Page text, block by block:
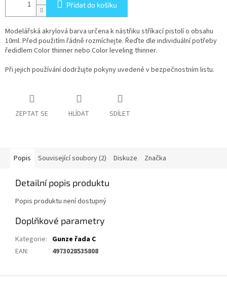
Přidat do košíku
Modelářská akrylová barva určena k nástřiku stříkací pistolí o obsahu
10ml. Před použitím řádně rozmíchejte. Řeďte dle individuální potřeby
ředidlem Color thinner nebo Color leveling thinner.
Při jejich používání dodržujte pokyny uvedené v bezpečnostním listu.
ZEPTAT SE HLÍDAT SDÍLET
Popis Související soubory (2) Diskuze Značka
Detailní popis produktu
Popis produktu není dostupný
Doplňkové parametry
Kategorie: Gunze řada C
EAN: 4973028535808